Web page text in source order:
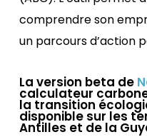
comprendre son
un parcours d’action
La version beta de
calculateur carbone
la transition
disponible sur les
Antilles et de la